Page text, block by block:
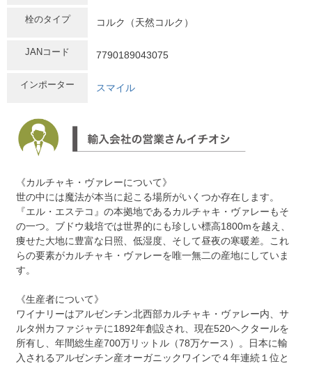
栓のタイプ コルク（天然コルク）
JANコード 7790189043075
インポーター スマイル
《カルチャキ・ヴァレーについて》
世の中には魔法が本当に起こる場所がいくつか存在します。
『エル・エステコ』の本拠地であるカルチャキ・ヴァレーもそ
の一つ。ブドウ栽培では世界的にも珍しい標高1800mを越え、
痩せた大地に豊富な日照、低湿度、そして昼夜の寒暖差。これ
らの要素がカルチャキ・ヴァレーを唯一無二の産地にしていま
す。
《生産者について》
ワイナリーはアルゼンチン北西部カルチャキ・ヴァレー内、サ
ルタ州カファジャテに1892年創設され、現在520ヘクタールを
所有し、年間総生産700万リットル（78万ケース）。日本に輸
入されるアルゼンチン産オーガニックワインで４年連続１位と